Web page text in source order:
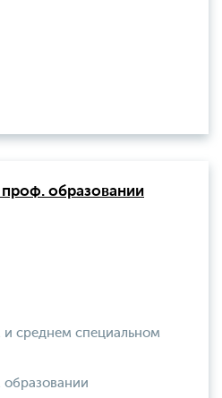
образовании
среднем специальном